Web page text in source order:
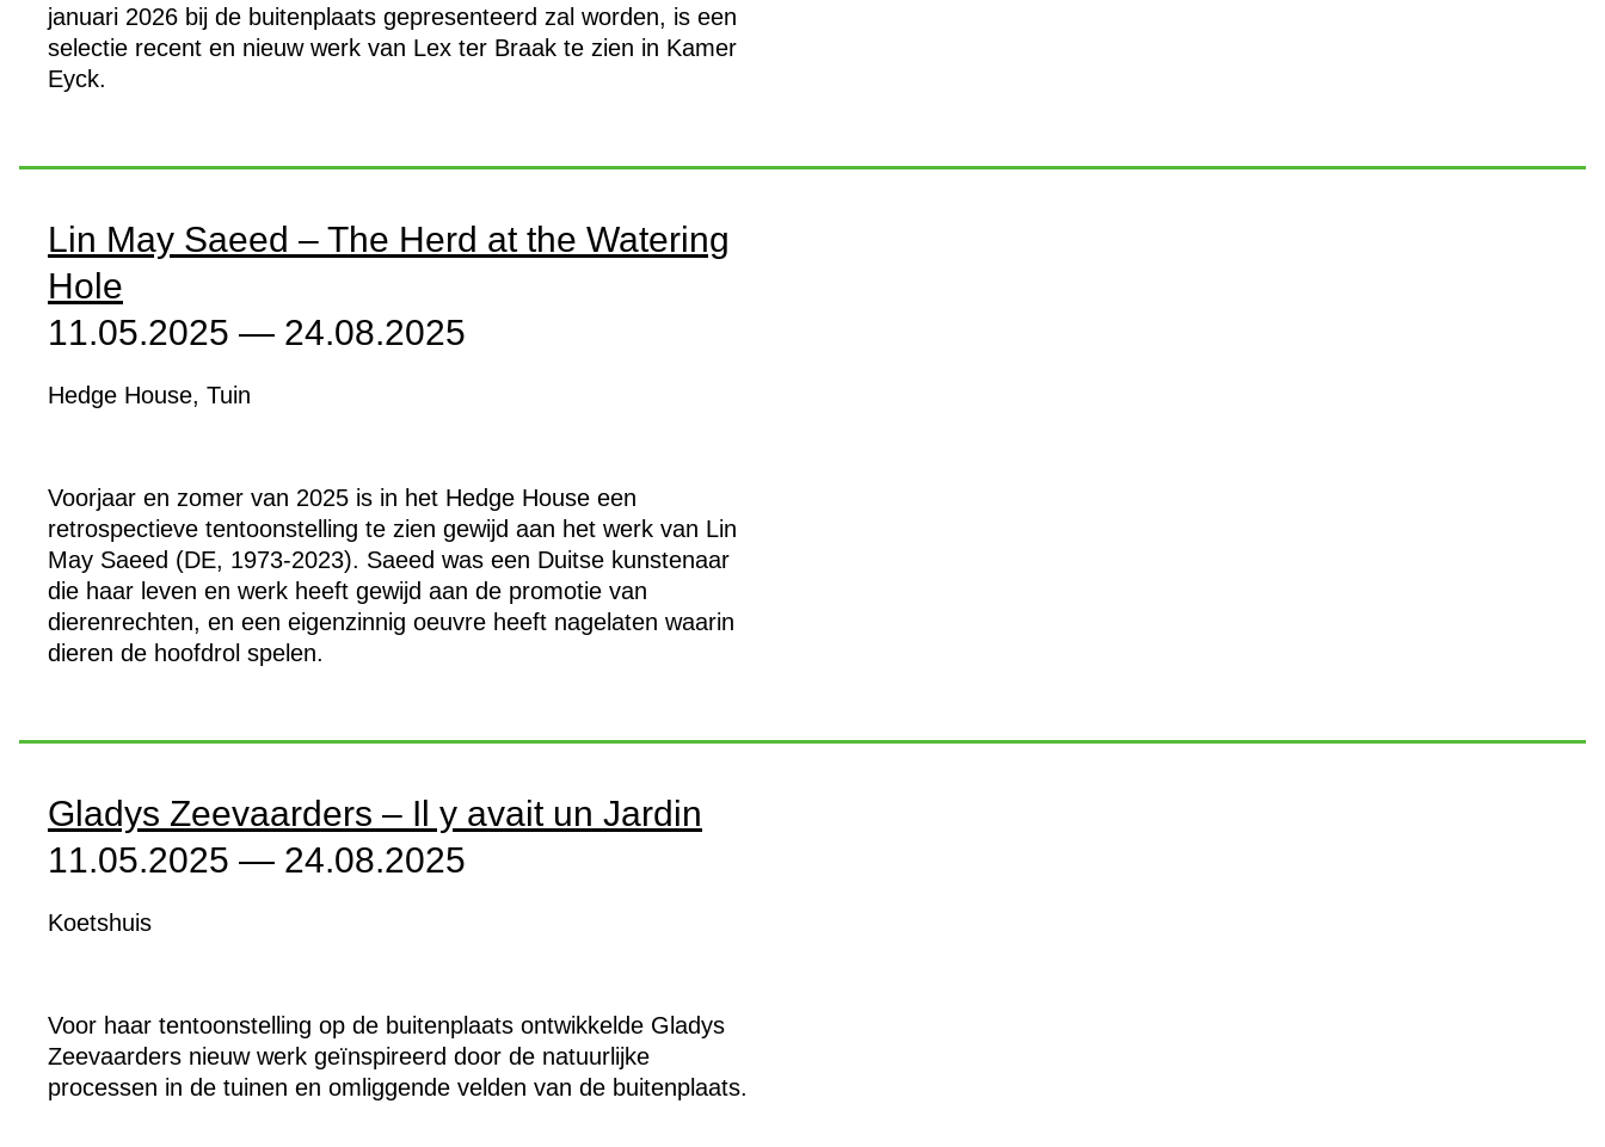
januari 2026 bij de buitenplaats gepresenteerd zal worden, is een
selectie recent en nieuw werk van Lex ter Braak te zien in Kamer
Eyck.
Lin May Saeed – The Herd at the Watering
Hole
11.05.2025 — 24.08.2025
Hedge House, Tuin
Voorjaar en zomer van 2025 is in het Hedge House een
retrospectieve tentoonstelling te zien gewijd aan het werk van Lin
May Saeed (DE, 1973-2023). Saeed was een Duitse kunstenaar
die haar leven en werk heeft gewijd aan de promotie van
dierenrechten, en een eigenzinnig oeuvre heeft nagelaten waarin
dieren de hoofdrol spelen.
Gladys Zeevaarders – Il y avait un Jardin
11.05.2025 — 24.08.2025
Koetshuis
Voor haar tentoonstelling op de buitenplaats ontwikkelde Gladys
Zeevaarders nieuw werk geïnspireerd door de natuurlijke
processen in de tuinen en omliggende velden van de buitenplaats.